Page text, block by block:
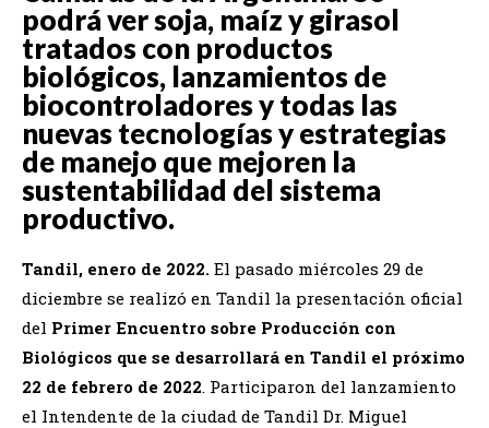
podrá ver soja, maíz y girasol
tratados con productos
biológicos, lanzamientos de
biocontroladores y todas las
nuevas tecnologías y estrategias
de manejo que mejoren la
sustentabilidad del sistema
productivo.
Tandil, enero de 2022. El pasado miércoles 29 de
diciembre se realizó en Tandil la presentación oficial
del Primer Encuentro sobre Producción con
Biológicos que se desarrollará en Tandil el próximo
22 de febrero de 2022. Participaron del lanzamiento
el Intendente de la ciudad de Tandil Dr. Miguel